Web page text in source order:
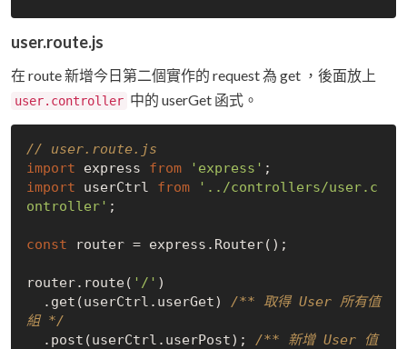
user.route.js
在 route 新增今日第二個實作的 request 為 get ，後面放上
user.controller 中的 userGet 函式。
// user.route.js
import express from 'express'
import userCtrl from
'../controllers/user.c
ontroller' ;
const router = express.Router();
router.route( '/' )
  .get(userCtrl.userGet)
/** 取得 User 所有值
組 */
  .post(userCtrl.userPost);
/** 新增 User 值